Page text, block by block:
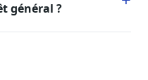
général ?